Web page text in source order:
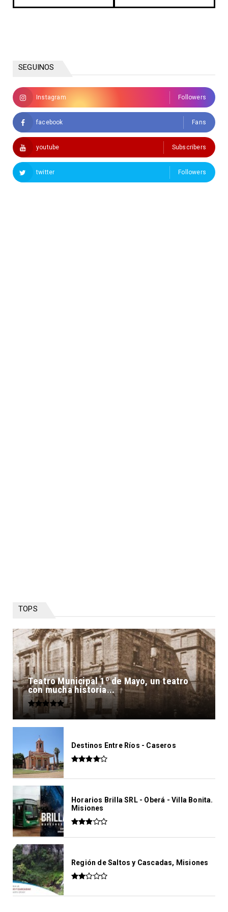
SEGUINOS
Instagram Followers
facebook Fans
youtube Subscribers
twitter Followers
TOPS
Teatro Municipal 1º de Mayo, un teatro
con mucha historia...
Destinos Entre Ríos - Caseros
Horarios Brilla SRL - Oberá - Villa Bonita.
Misiones
Región de Saltos y Cascadas, Misiones